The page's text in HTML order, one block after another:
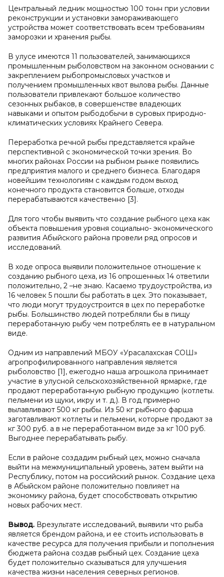
Центральный ледник мощностью 100 тонн при условии
реконструкции и установки замораживающего
устройства может соответствовать всем требованиям
заморозки и хранения рыбы.
В улусе имеются 11 пользователей, занимающихся
промышленным рыболовством на законном основании с
закреплением рыбопромысловых участков и
получением промышленных квот вылова рыбы. Данные
пользователи привлекают большое количество
сезонных рыбаков, в совершенстве владеющих
навыками и опытом рыбодобычи в суровых природно-
климатических условиях Крайнего Севера.
Переработка речной рыбы представляется крайне
перспективной с экономической точки зрения. Во
многих районах России на рыбном рынке появились
предприятия малого и среднего бизнеса. Благодаря
новейшим технологиям с каждым годом выход
конечного продукта становится больше, отходы
перерабатываются качественно [3].
Для того чтобы выявить что создание рыбного цеха как
объекта повышения уровня социально- экономического
развития Абыйского района провели ряд опросов и
исследований.
В ходе опроса выявили положительное отношение к
созданию рыбного цеха, из 16 опрошенных 14 ответили
положительно, 2 –не знаю. Касаемо трудоустройства, из
16 человек 5 пошли бы работать в цех. Это показывает,
что люди могут трудоустроится в цех по переработке
рыбы. Большинство людей потребляли бы в пищу
переработанную рыбу чем потреблять ее в натуральном
виде.
Одним из направлений МБОУ «Урасалахская СОШ»
агропрофилированного направления является
рыболовство [1], ежегодно наша агрошкола принимает
участие в улусной сельскохозяйственной ярмарке, где
продают переработанную рыбную продукцию (котлеты.
пельмени из щуки, икру и т. д.). В год примерно
вылавливают 500 кг рыбы. Из 50 кг рыбного фарша
заготавливают котлеты и пельмени, которые продают за
кг 300 руб. а в не переработанном виде за кг 100 руб.
Выгоднее перерабатывать рыбу.
Если в районе создадим рыбный цех, можно сначала
выйти на межмуниципальный уровень, затем выйти на
Республику, потом на российский рынок. Создание цеха
в Абыйском районе положительно повлияет на
экономику района, будет способствовать открытию
новых рабочих мест.
Вывод. Врезультате исследований, выявили что рыба
является брендом района, и ее стоить использовать в
качестве ресурса для получения прибыли и пополнения
бюджета района создав рыбный цех. Создание цеха
будет положительно сказываться для улучшения
качества жизни населения северных регионов.